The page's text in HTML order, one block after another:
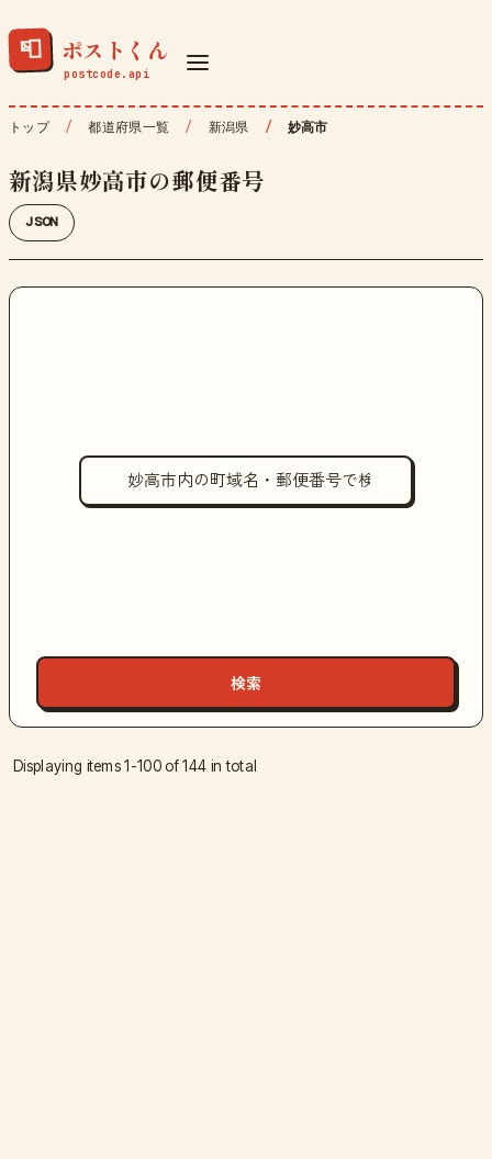
📮 ポストくん
トップ 都道府県一覧 新潟県 妙高市
新潟県妙高市の郵便番号
JSON
Displaying items 1-100 of 144 in total